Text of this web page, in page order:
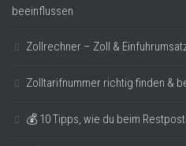
beeinflussen
Zollrechner – Zoll &
Zolltarifnummer richtig finden &
💰 10 Tipps, wie du beim